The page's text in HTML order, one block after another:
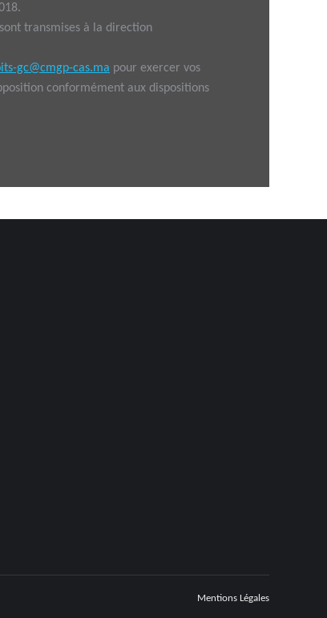
transmises à la direction
gc@cmgp-cas.ma pour exercer vos
conformément aux dispositions
Mentions Légales